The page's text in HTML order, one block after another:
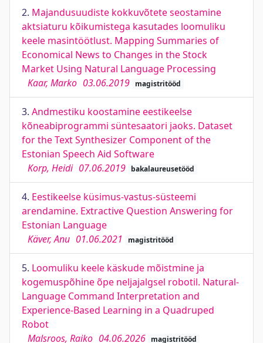
2. Majandusuudiste kokkuvõtete seostamine
aktsiaturu kõikumistega kasutades loomuliku
keele masintöötlust. Mapping Summaries of
Economical News to Changes in the Stock
Market Using Natural Language Processing
Kaar, Marko 03.06.2019 magistritööd
3. Andmestiku koostamine eestikeelse
kõneabiprogrammi süntesaatori jaoks. Dataset
for the Text Synthesizer Component of the
Estonian Speech Aid Software
Korp, Heidi 07.06.2019 bakalaureusetööd
4. Eestikeelse küsimus-vastus-süsteemi
arendamine. Extractive Question Answering for
Estonian Language
Käver, Anu 01.06.2021 magistritööd
5. Loomuliku keele käskude mõistmine ja
kogemuspõhine õpe neljajalgsel robotil. Natural-
Language Command Interpretation and
Experience-Based Learning in a Quadruped
Robot
Malsroos, Raiko 04.06.2026 magistritööd